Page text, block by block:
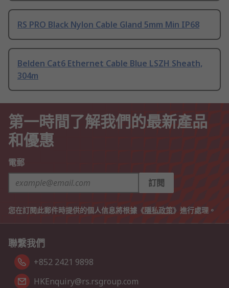
RS PRO Black Nylon Cable Gland 5mm Min IP68
Belden Cat6 Ethernet Cable Blue LSZH Sheath,
304m
第一時間了解我們的最新產品
和優惠
電郵
訂閱
您在訂閱此郵件時提供的個人信息將根據《隱私政策》進行處理。
聯繫我們
+852 2421 9898
HKEnquiry@rs.rsgroup.com